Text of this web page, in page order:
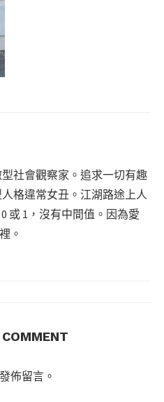
社會觀察家。追求一切有趣
格違常女丑。江湖路途上人
或 1，沒有中間值。因為愛
。
佈留言。